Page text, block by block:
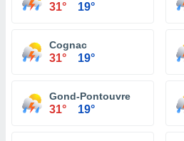
31° 19°
Cognac
31° 19°
Gond-Pontouvre
31° 19°